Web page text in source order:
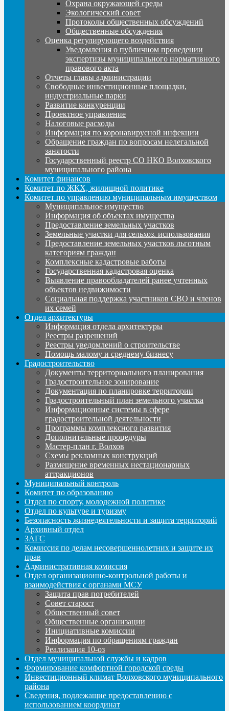
Охрана окружающей среды
Экологический совет
Протоколы общественных обсуждений
Общественные обсуждения
Оценка регулирующего воздействия
Уведомления о публичном проведении
экспертизы муниципального нормативного
правового акта
Отчеты главы администрации
Свободные инвестиционные площадки,
индустриальные парки
Развитие конкуренции
Проектное управление
Налоговые расходы
Информация по коронавирусной инфекции
Обращение граждан по вопросам нелегальной
занятости
Государственный реестр СО НКО Волховского
муниципального района
Комитет финансов
Комитет по ЖКХ, жилищной политике
Комитет по управлению муниципальным имуществом
Муниципальное имущество
Информация об объектах имущества
Предоставление земельных участков
Земельные участки для сельхоз. использования
Предоставление земельных участков льготным
категориям граждан
Комплексные кадастровые работы
Государственная кадастровая оценка
Выявление правообладателей ранее учтенных
объектов недвижимости
Социальная поддержка участников СВО и членов
их семей
Отдел архитектуры
Информация отдела архитектуры
Реестры разрешений
Реестры уведомлений о строительстве
Помощь малому и среднему бизнесу
Градостроительство
Документы территориального планирования
Градостроительное зонирование
Документация по планировке территории
Градостроительный план земельного участка
Информационные системы в сфере
градостроительной деятельности
Программы комплексного развития
Дополнительные процедуры
Мастер-план г. Волхов
Схемы рекламных конструкций
Размещение временных нестационарных
аттракционов
Муниципальный контроль
Комитет по образованию
Отдел по спорту, молодежной политике
Отдел по культуре и туризму
Безопасность жизнедеятельности и защита территорий
Архивный отдел
ЗАГС
Комиссия по делам несовершеннолетних и защите их
прав
Административная комиссия
Отдел организационно-контрольной работы и
взаимодействия с органами МСУ
Защита прав потребителей
Совет старост
Общественный совет
Общественные организации
Инициативные комиссии
Информация по обращениям граждан
Реализация 10-оз
Отдел муниципальной службы и кадров
Формирование комфортной городской среды
Инвестиционный климат Волховского муниципального
района
Сведения, подлежащие предоставлению с
использованием координат